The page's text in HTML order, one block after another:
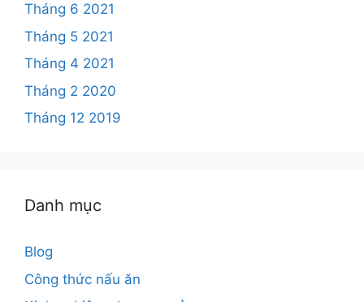
Tháng 6 2021
Tháng 5 2021
Tháng 4 2021
Tháng 2 2020
Tháng 12 2019
Danh mục
Blog
Công thức nấu ăn